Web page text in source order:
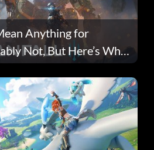
Anything for
Not, But Here’s Why